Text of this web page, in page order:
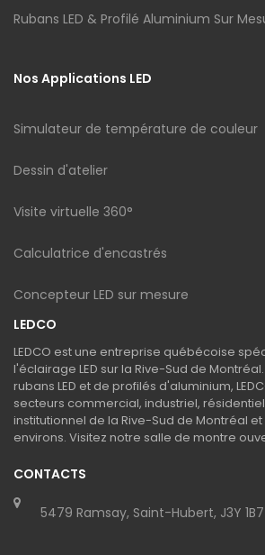
Rubans LED & Profilé Aluminium Sur
Nos Applications LED
Simulateur de température de couleur
Dessin d'atelier
Visite virtuelle 360°
Calculatrice d'encastrés
Concepteur LED sur mesure
LEDCO
LEDCO est une entreprise québécoise
l'éclairage LED sur la Rive-Sud de
rubans LED et de profilés d'aluminium,
secteurs commercial, industriel,
institutionnel de la Rive-Sud de Montréal
environs. Visitez notre salle de montre
CONTACTS
5479 Ramsay, Saint-Hubert, J3Y 1B7